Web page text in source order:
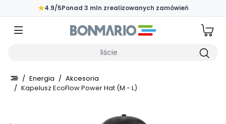
Przejdź do głównej zawartości strony
★4.9/5Ponad 3 mln zrealizowanych zamówień
/ Energia / Akcesoria
/ Kapelusz EcoFlow Power Hat (M - L)